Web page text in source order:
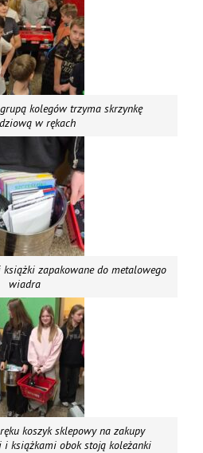
kolegów trzyma skrzynkę
w rękach
książki zapakowane do metalowego
wiadra
koszyk sklepowy na zakupy
i książkami obok stoją koleżanki